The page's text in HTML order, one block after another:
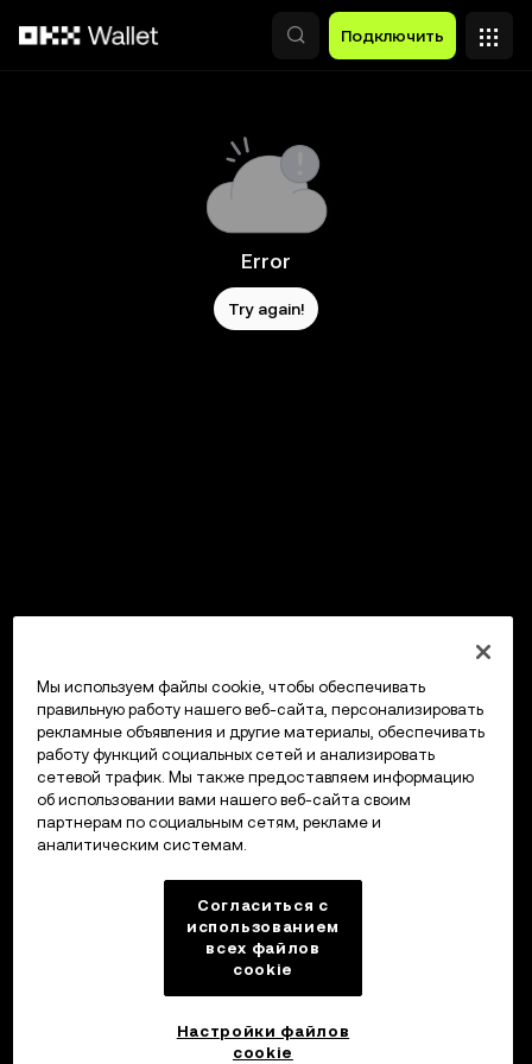
Подключить
Error
Try again!
Мы используем файлы cookie, чтобы обеспечивать
правильную работу нашего веб-сайта, персонализировать
рекламные объявления и другие материалы, обеспечивать
работу функций социальных сетей и анализировать
сетевой трафик. Мы также предоставляем информацию
об использовании вами нашего веб-сайта своим
партнерам по социальным сетям, рекламе и
аналитическим системам.
Согласиться с
использованием
всех файлов
cookie
Настройки файлов
cookie